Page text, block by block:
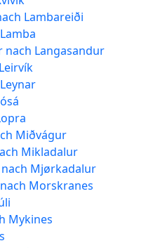
Lambareiði
nach Langasandur
Miðvágur
Mikladalur
Mjørkadalur
Morskranes
Mykines